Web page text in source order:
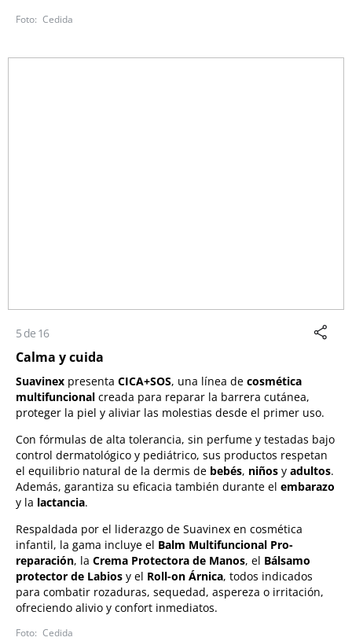
Cedida
5 de 16
Calma y cuida
Suavinex presenta CICA+SOS, una línea de cosmética
multifuncional creada para reparar la barrera cutánea,
proteger la piel y aliviar las molestias desde el primer uso.
Con fórmulas de alta tolerancia, sin perfume y testadas bajo
control dermatológico y pediátrico, sus productos respetan
el equilibrio natural de la dermis de bebés, niños y adultos.
Además, garantiza su eficacia también durante el embarazo
y la lactancia.
Respaldada por el liderazgo de Suavinex en cosmética
infantil, la gama incluye el Balm Multifuncional Pro-
reparación, la Crema Protectora de Manos, el Bálsamo
protector de Labios y el Roll-on Árnica, todos indicados
para combatir rozaduras, sequedad, aspereza o irritación,
ofreciendo alivio y confort inmediatos.
Cedida